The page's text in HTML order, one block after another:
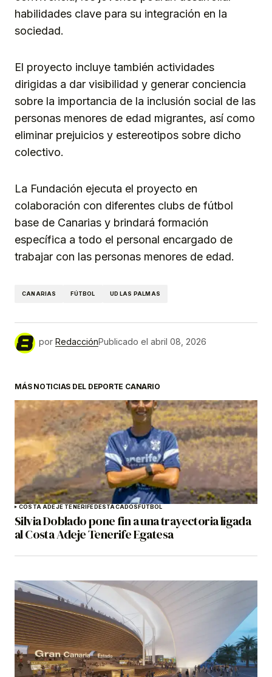
habilidades clave para su integración en la
sociedad.
El proyecto incluye también actividades
dirigidas a dar visibilidad y generar conciencia
sobre la importancia de la inclusión social de las
personas menores de edad migrantes, así como
eliminar prejuicios y estereotipos sobre dicho
colectivo.
La Fundación ejecuta el proyecto en
colaboración con diferentes clubs de fútbol
base de Canarias y brindará formación
específica a todo el personal encargado de
trabajar con las personas menores de edad.
CANARIAS FÚTBOL UD LAS PALMAS
por RedacciónPublicado el abril 08, 2026
MÁS NOTICIAS DEL DEPORTE CANARIO
COSTA ADEJE TENERIFEDESTACADOSFÚTBOL
Silvia Doblado pone fin a una trayectoria ligada
al Costa Adeje Tenerife Egatesa